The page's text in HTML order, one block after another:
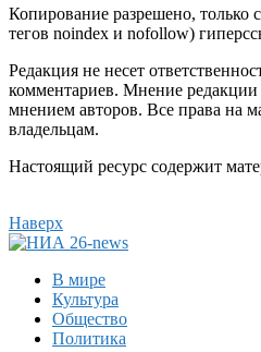
Копирование разрешено, только
тегов noindex и nofollow)
Редакция не несет
комментариев. Мнение редакции
мнением авторов. Все права на
владельцам.
Настоящий ресурс содержит
Наверх
В мире
Культура
Общество
Политика